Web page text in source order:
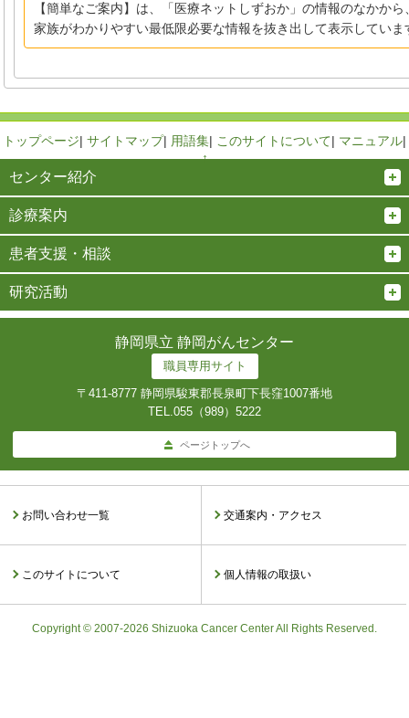
【簡単なご案内】は、「医療ネットしずおか」の情報のなかか
家族がわかりやすい最低限必要な情報を抜き出して表示していま
トップページ| サイトマップ| 用語集| このサイトについて| マニュアル|
↑
センター紹介
診療案内
患者支援・相談
研究活動
静岡県立 静岡がんセンター
職員専用サイト
〒411-8777 静岡県駿東郡長泉町下長窪1007番地
TEL.055（989）5222
ページトップへ
お問い合わせ一覧 交通案内・アクセス
このサイトについて 個人情報の取扱い
Copyright © 2007-2026 Shizuoka Cancer Center All Rights Reserved.